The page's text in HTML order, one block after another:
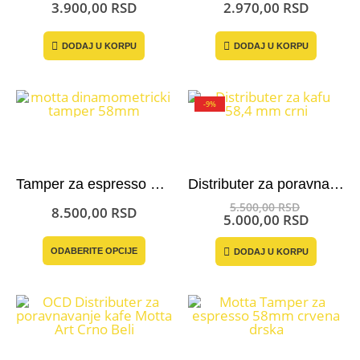
3.900,00 RSD
DODAJ U KORPU
2.970,00 RSD
DODAJ U KORPU
Tamper za espresso dinamometrički
8.500,00 RSD
ODABERITE OPCIJE
Ovaj
varijanti.
Opcije
mogu
-9%
Distributer za poravnavanje kafe 53,4 mm Sage/Breville
5.500,00RSD
cena
je
bila:
5.500,00
5.000,00 RSD
cena
je:
DODAJ U KORPU